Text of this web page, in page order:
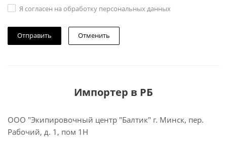
Я согласен на обработку персональных данных
Отменить
Импортер в РБ
ООО "Экипировочный центр "Балтик" г. Минск, пер.
Рабочий, д. 1, пом 1Н